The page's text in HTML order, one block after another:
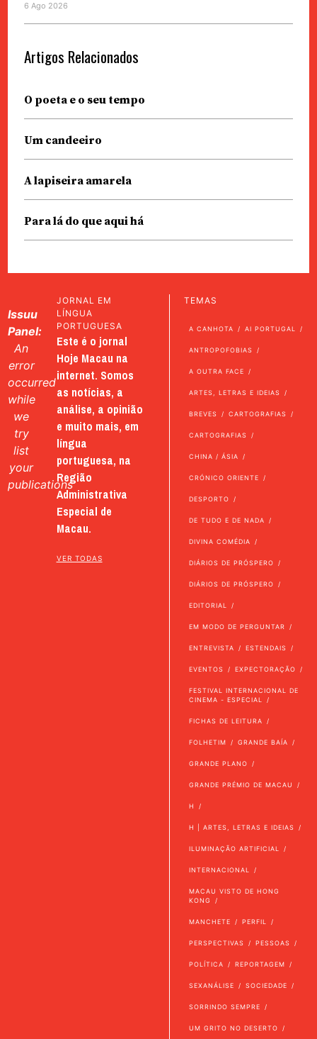
6 Ago 2026
Artigos Relacionados
O poeta e o seu tempo
Um candeeiro
A lapiseira amarela
Para lá do que aqui há
Issuu
Panel:
An
error
occurred
while
we
try
list
your
publications
JORNAL EM
LÍNGUA
PORTUGUESA
Este é o jornal
Hoje Macau na
internet. Somos
as notícias, a
análise, a opinião
e muito mais, em
língua
portuguesa, na
Região
Administrativa
Especial de
Macau.
VER TODAS
TEMAS
A CANHOTA AI PORTUGAL
ANTROPOFOBIAS
A OUTRA FACE
ARTES, LETRAS E IDEIAS
BREVES CARTOGRAFIAS
CARTOGRAFIAS
CHINA / ÁSIA
CRÓNICO ORIENTE
DESPORTO
DE TUDO E DE NADA
DIVINA COMÉDIA
DIÁRIOS DE PRÓSPERO
DIÁRIOS DE PRÓSPERO
EDITORIAL
EM MODO DE PERGUNTAR
ENTREVISTA ESTENDAIS
EVENTOS EXPECTORAÇÃO
FESTIVAL INTERNACIONAL DE
CINEMA - ESPECIAL
FICHAS DE LEITURA
FOLHETIM GRANDE BAÍA
GRANDE PLANO
GRANDE PRÉMIO DE MACAU
H
H | ARTES, LETRAS E IDEIAS
ILUMINAÇÃO ARTIFICIAL
INTERNACIONAL
MACAU VISTO DE HONG
KONG
MANCHETE PERFIL
PERSPECTIVAS PESSOAS
POLÍTICA REPORTAGEM
SEXANÁLISE SOCIEDADE
SORRINDO SEMPRE
UM GRITO NO DESERTO